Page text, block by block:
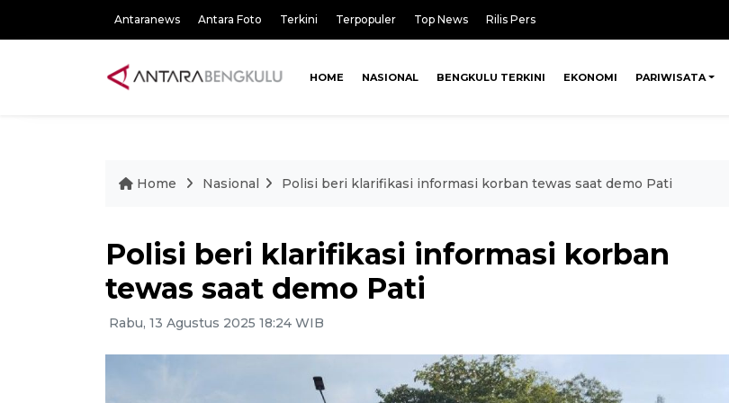
Antaranews Antara Foto Terkini Terpopuler Top News Rilis Pers
HOME NASIONAL BENGKULU TERKINI EKONOMI PARIWISATA
Home Nasional Polisi beri klarifikasi informasi korban tewas saat demo Pati
Polisi beri klarifikasi informasi korban
tewas saat demo Pati
Rabu, 13 Agustus 2025 18:24 WIB